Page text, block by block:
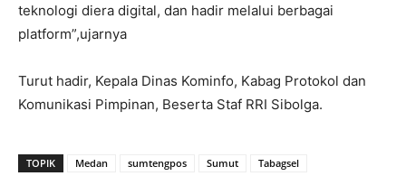
teknologi diera digital, dan hadir melalui berbagai
platform”,ujarnya
Turut hadir, Kepala Dinas Kominfo, Kabag Protokol dan
Komunikasi Pimpinan, Beserta Staf RRI Sibolga.
TOPIK Medan sumtengpos Sumut
Tabagsel